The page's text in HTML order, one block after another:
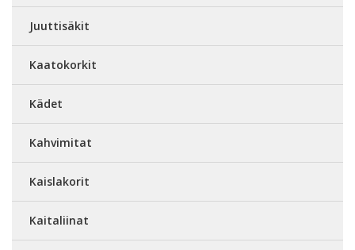
Juuttisäkit
Kaatokorkit
Kädet
Kahvimitat
Kaislakorit
Kaitaliinat